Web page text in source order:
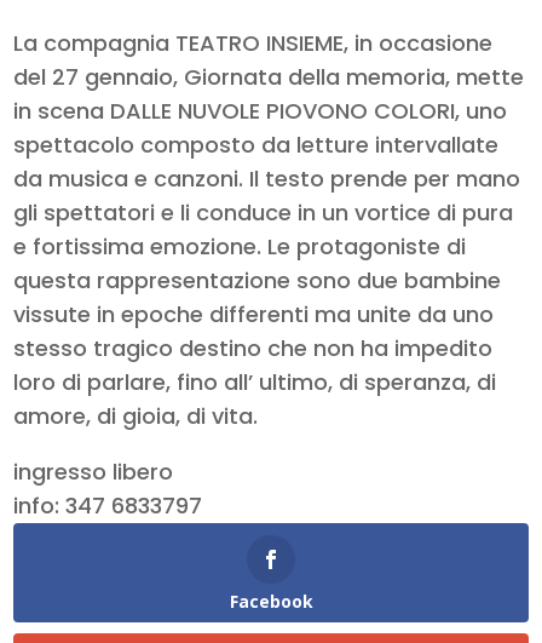
La compagnia TEATRO INSIEME, in occasione
del 27 gennaio, Giornata della memoria, mette
in scena DALLE NUVOLE PIOVONO COLORI, uno
spettacolo composto da letture intervallate
da musica e canzoni. Il testo prende per mano
gli spettatori e li conduce in un vortice di pura
e fortissima emozione. Le protagoniste di
questa rappresentazione sono due bambine
vissute in epoche differenti ma unite da uno
stesso tragico destino che non ha impedito
loro di parlare, fino all’ ultimo, di speranza, di
amore, di gioia, di vita.
ingresso libero
info: 347 6833797
Facebook